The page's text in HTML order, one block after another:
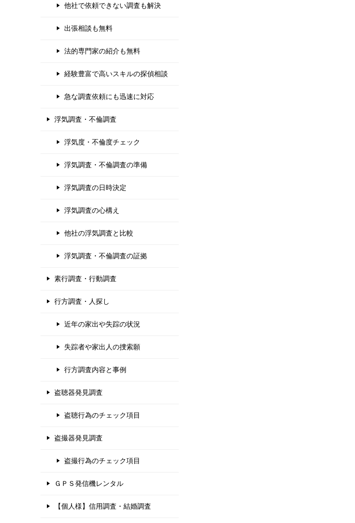
他社で依頼できない調査も解決
出張相談も無料
法的専門家の紹介も無料
経験豊富で高いスキルの探偵相談
急な調査依頼にも迅速に対応
浮気調査・不倫調査
浮気度・不倫度チェック
浮気調査・不倫調査の準備
浮気調査の日時決定
浮気調査の心構え
他社の浮気調査と比較
浮気調査・不倫調査の証拠
素行調査・行動調査
行方調査・人探し
近年の家出や失踪の状況
失踪者や家出人の捜索願
行方調査内容と事例
盗聴器発見調査
盗聴行為のチェック項目
盗撮器発見調査
盗撮行為のチェック項目
ＧＰＳ発信機レンタル
【個人様】信用調査・結婚調査